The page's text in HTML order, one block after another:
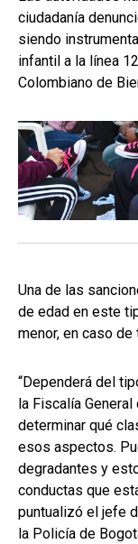
ciudadanía
siendo
infantil a la línea
Colombiano de
Una de las
de edad en este
menor, en caso
“Dependerá del
la Fiscalía
determinar qué
esos aspectos.
degradantes y
conductas que
puntualizó el jefe
la Policía de